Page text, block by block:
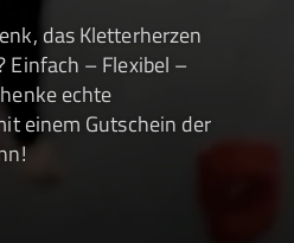
das Kletterherzen
Einfach – Flexibel –
echte
einem Gutschein der